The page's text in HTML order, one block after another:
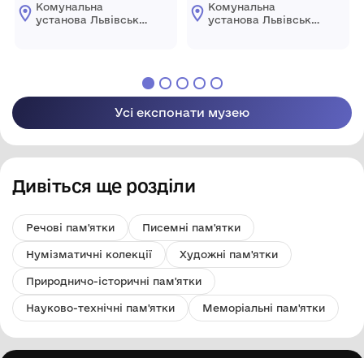
Комунальна
установа Львівської
Львові"
Комунальна
установа Львівської
Грушевського у
Львові"
Усі експонати музею
Дивіться ще розділи
Речові пам'ятки Писемні пам'ятки
Нумізматичні колекції Художні пам'ятки
Природничо-історичні пам'ятки
Науково-технічні пам'ятки Меморіальні пам'ятки